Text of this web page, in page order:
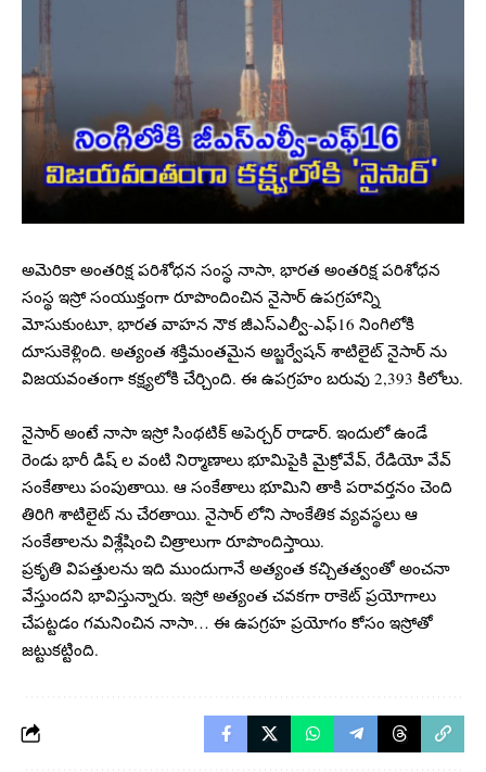
అమెరికా అంతరిక్ష పరిశోధన సంస్థ నాసా, భారత అంతరిక్ష పరిశోధన
సంస్థ ఇస్రో సంయుక్తంగా రూపొందించిన నైసార్ ఉపగ్రహాన్ని
మోసుకుంటూ, భారత వాహన నౌక జీఎస్ఎల్వీ-ఎఫ్16 నింగిలోకి
దూసుకెళ్లింది. అత్యంత శక్తిమంతమైన అబ్జర్వేషన్ శాటిలైట్ నైసార్ ను
విజయవంతంగా కక్ష్యలోకి చేర్చింది. ఈ ఉపగ్రహం బరువు 2,393 కిలోలు.
నైసార్ అంటే నాసా ఇస్రో సింథటిక్ అపెర్చర్ రాడార్. ఇందులో ఉండే
రెండు భారీ డిష్ ల వంటి నిర్మాణాలు భూమిపైకి మైక్రోవేవ్, రేడియో వేవ్
సంకేతాలు పంపుతాయి. ఆ సంకేతాలు భూమిని తాకి పరావర్తనం చెంది
తిరిగి శాటిలైట్ ను చేరతాయి. నైసార్ లోని సాంకేతిక వ్యవస్థలు ఆ
సంకేతాలను విశ్లేషించి చిత్రాలుగా రూపొందిస్తాయి.
ప్రకృతి విపత్తులను ఇది ముందుగానే అత్యంత కచ్చితత్వంతో అంచనా
వేస్తుందని భావిస్తున్నారు. ఇస్రో అత్యంత చవకగా రాకెట్ ప్రయోగాలు
చేపట్టడం గమనించిన నాసా… ఈ ఉపగ్రహ ప్రయోగం కోసం ఇస్రోతో
జట్టుకట్టింది.